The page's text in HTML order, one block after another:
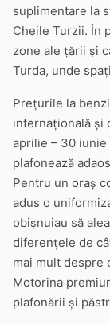
suplimentare la
Cheile Turzii. În
zone ale țării și
Turda, unde
Prețurile la
internațională și
aprilie – 30 iunie
plafonează
Pentru un oraș
adus o
obișnuiau să
diferențele de
mai mult despre
Motorina
plafonării și